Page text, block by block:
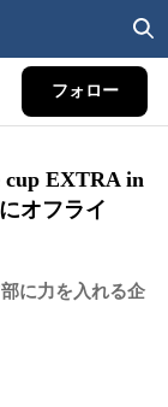
フォロー
cup EXTRA in
オフライ
に力を入れる企